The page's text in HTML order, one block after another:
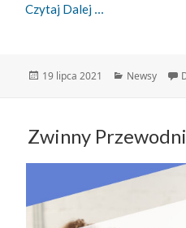
Czytaj Dalej
Data
19 lipca 2021 Kategorie
Newsy
Zwinny